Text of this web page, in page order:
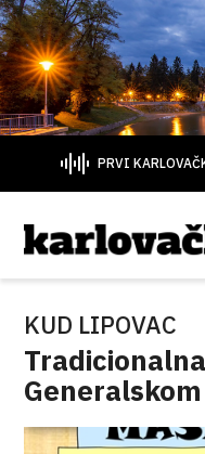
PRVI
KUD LIPOVAC